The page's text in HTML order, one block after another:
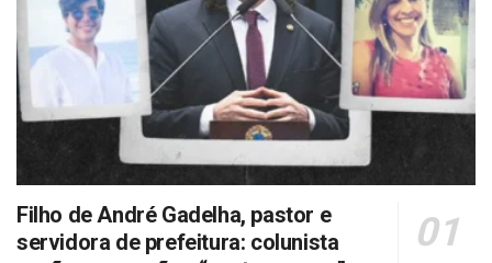
Filho de André Gadelha, pastor e
servidora de prefeitura: colunista